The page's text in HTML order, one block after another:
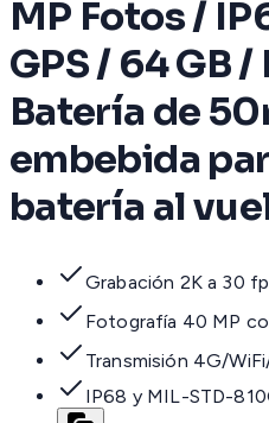
MP Fotos /
GPS / 64 GB /
Batería de
embebida
batería al
Grabación 2K a 30
Fotografía 40 MP
Transmisión 4G/
IP68 y MIL-STD-